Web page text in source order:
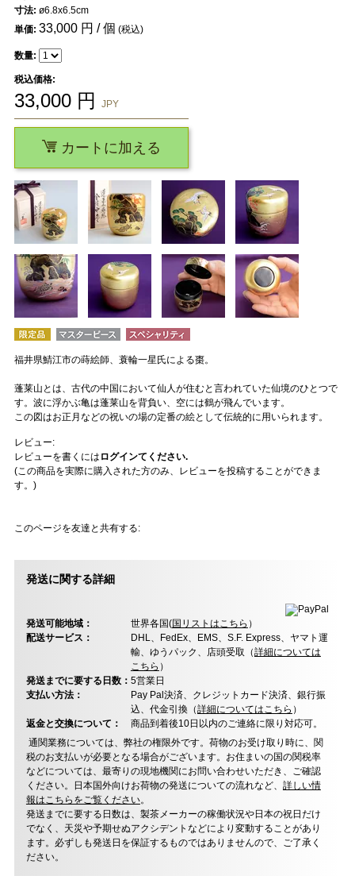
福井県鯖江市の蒔絵師、蓑輪一星氏による棗。
蓬莱山とは、古代の中国において仙人が住むと言われていた仙境のひとつで
す。波に浮かぶ亀は蓬莱山を背負い、空には鶴が飛んでいます。
この図はお正月などの祝いの場の定番の絵として伝統的に用いられます。
レビュー:
レビューを書くには ログインてください.
(この商品を実際に購入された方のみ、レビューを投稿することができま
す。)
このページを友達と共有する:
寸法: ø6.8x6.5cm
単価: 33,000円 / 個 (税込)
数量:
税込価格:
33,000円 JPY
カートに加える
発送に関する詳細
発送可能地域： 世界各国(国リストはこちら ）
配送サービス：
DHL、FedEx、EMS、S.F. Express、ヤマト運
輸、ゆうパック、店頭受取（詳細については
こちら ）
発送までに要する日数： 5営業日
支払い方法：
Pay Pal決済、クレジットカード決済、銀行振
込、代金引換（詳細についてはこちら ）
返金と交換について：
商品到着後10日以内のご連絡に限り対応可。
通関業務については、弊社の権限外です。荷物のお受け取り時に、関
税のお支払いが必要となる場合がございます。お住まいの国の関税率
などについては、最寄りの現地機関にお問い合わせいただき、ご確認
ください。日本国外向けお荷物の発送についての流れなど、 詳しい情
報はこちらをご覧ください。
発送までに要する日数は、製茶メーカーの稼働状況や日本の祝日だけ
でなく、天災や予期せぬアクシデントなどにより変動することがあり
ます。必ずしも発送日を保証するものではありませんので、ご了承く
ださい。